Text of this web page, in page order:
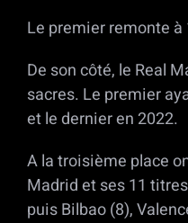
Le premier remonte
De son côté, le Real
sacres. Le premier
et le dernier en 2022.
A la troisième place
Madrid et ses 11
puis Bilbao (8),